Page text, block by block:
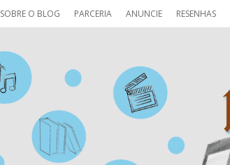
SOBRE O BLOG PARCERIA ANUNCIE RESENHAS